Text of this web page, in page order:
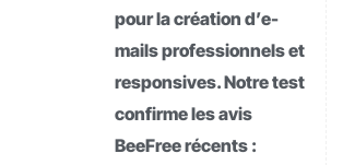
pour la création d’e-
mails professionnels et
responsives. Notre test
confirme les avis
BeeFree récents :